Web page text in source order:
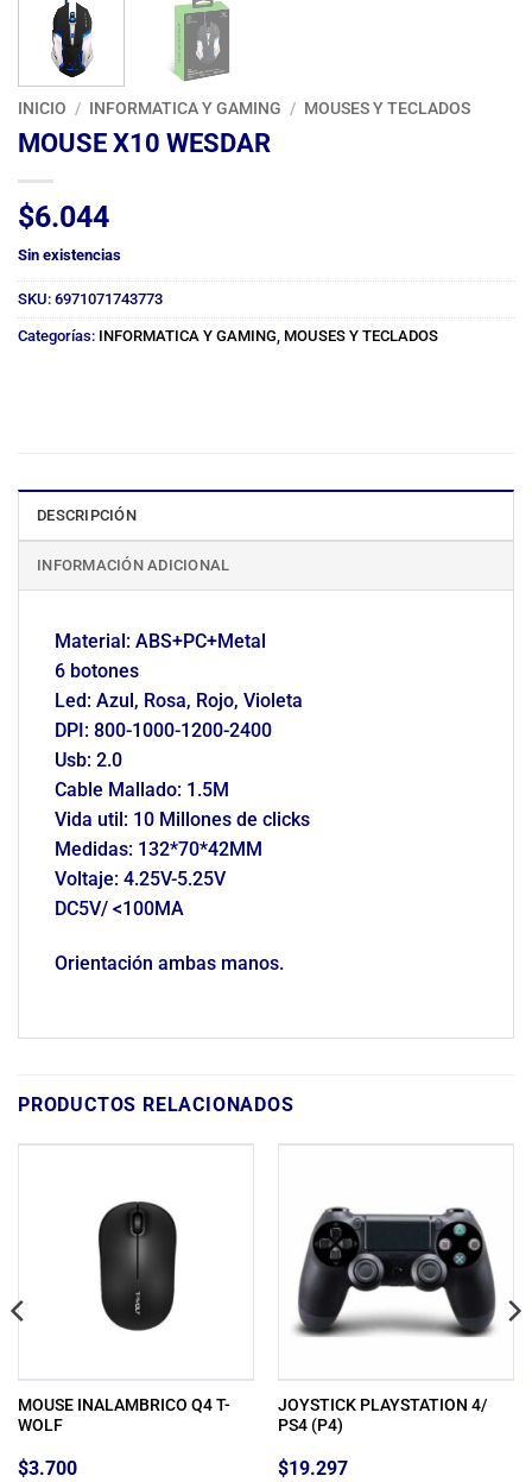
INICIO / INFORMATICA Y GAMING / MOUSES Y TECLADOS
MOUSE X10 WESDAR
$6.044
Sin existencias
SKU: 6971071743773
Categorías: INFORMATICA Y GAMING, MOUSES Y TECLADOS
DESCRIPCIÓN
INFORMACIÓN ADICIONAL
Material: ABS+PC+Metal
6 botones
Led: Azul, Rosa, Rojo, Violeta
DPI: 800-1000-1200-2400
Usb: 2.0
Cable Mallado: 1.5M
Vida util: 10 Millones de clicks
Medidas: 132*70*42MM
Voltaje: 4.25V-5.25V
DC5V/ <100MA
Orientación ambas manos.
PRODUCTOS RELACIONADOS
MOUSE INALAMBRICO Q4 T-
WOLF
$3.700
JOYSTICK PLAYSTATION 4/
PS4 (P4)
$19.297